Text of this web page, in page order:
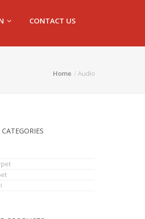
CONTACT US
Home Audio